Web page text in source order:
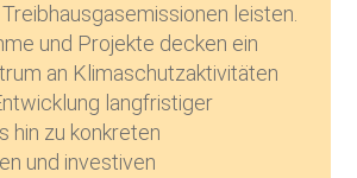
leisten.
und Projekte decken ein
an Klimaschutzaktivitäten
langfristiger
hin zu konkreten
und investiven